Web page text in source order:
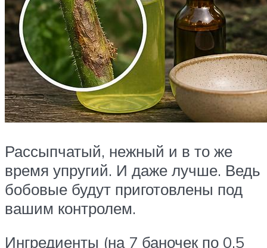
Рассыпчатый, нежный и в то же
время упругий. И даже лучше. Ведь
бобовые будут приготовлены под
вашим контролем.
Ингредиенты (на 7 баночек по 0,5